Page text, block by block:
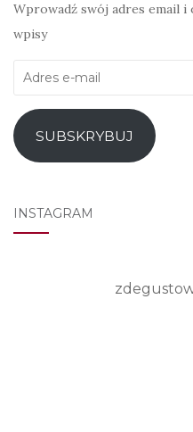
Wprowadź swój adres email
wpisy
Adres
mail
SUBSKRYBUJ
INSTAGRAM